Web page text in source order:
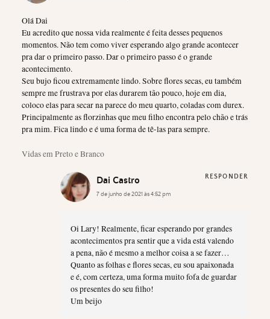
Olá Dai
Eu acredito que nossa vida realmente é feita desses pequenos
momentos. Não tem como viver esperando algo grande acontecer
pra dar o primeiro passo. Dar o primeiro passo é o grande
acontecimento.
Seu bujo ficou extremamente lindo. Sobre flores secas, eu também
sempre me frustrava por elas durarem tão pouco, hoje em dia,
coloco elas para secar na parece do meu quarto, coladas com durex.
Principalmente as florzinhas que meu filho encontra pelo chão e trás
pra mim. Fica lindo e é uma forma de tê-las para sempre.
Vidas em Preto e Branco
Dai Castro
7 de junho de 2021 às 4:52 pm
Oi Lary! Realmente, ficar esperando por grandes
acontecimentos pra sentir que a vida está valendo
a pena, não é mesmo a melhor coisa a se fazer…
Quanto as folhas e flores secas, eu sou apaixonada
e é, com certeza, uma forma muito fofa de guardar
os presentes do seu filho!
Um beijo
RESPONDER